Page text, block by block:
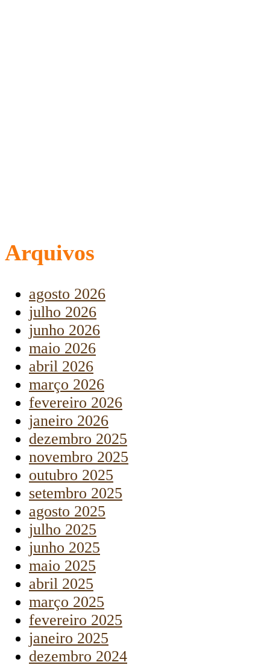
Arquivos
agosto 2026
julho 2026
junho 2026
maio 2026
abril 2026
março 2026
fevereiro 2026
janeiro 2026
dezembro 2025
novembro 2025
outubro 2025
setembro 2025
agosto 2025
julho 2025
junho 2025
maio 2025
abril 2025
março 2025
fevereiro 2025
janeiro 2025
dezembro 2024